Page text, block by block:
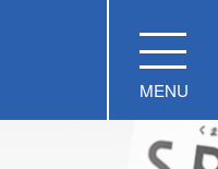
公益財団法人 肥後医育振興